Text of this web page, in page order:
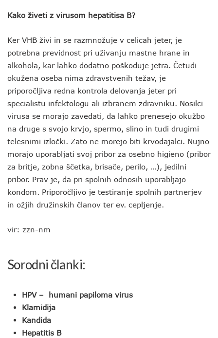
Kako živeti z virusom hepatitisa B?
Ker VHB živi in se razmnožuje v celicah jeter, je
potrebna previdnost pri uživanju mastne hrane in
alkohola, kar lahko dodatno poškoduje jetra. Četudi
okužena oseba nima zdravstvenih težav, je
priporočljiva redna kontrola delovanja jeter pri
specialistu infektologu ali izbranem zdravniku. Nosilci
virusa se morajo zavedati, da lahko prenesejo okužbo
na druge s svojo krvjo, spermo, slino in tudi drugimi
telesnimi izločki. Zato ne morejo biti krvodajalci. Nujno
morajo uporabljati svoj pribor za osebno higieno (pribor
za britje, zobna ščetka, brisače, perilo, …), jedilni
pribor. Prav je, da pri spolnih odnosih uporabljajo
kondom. Priporočljivo je testiranje spolnih partnerjev
in ožjih družinskih članov ter ev. cepljenje.
vir: zzn-nm
Sorodni članki:
HPV – humani papiloma virus
Klamidija
Kandida
Hepatitis B